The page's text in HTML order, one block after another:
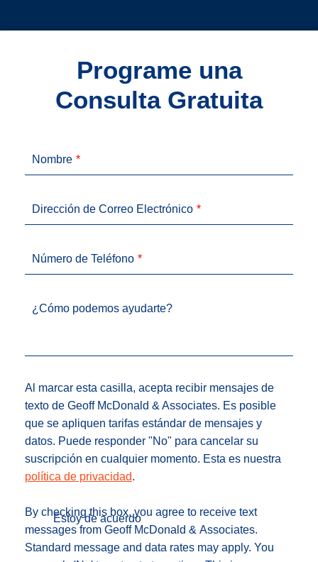
Programe una
Consulta Gratuita
Nombre
Dirección de Correo Electrónico
Número de Teléfono
¿Cómo podemos ayudarte?
Al marcar esta casilla, acepta recibir mensajes de
texto de Geoff McDonald & Associates. Es posible
que se apliquen tarifas estándar de mensajes y
datos. Puede responder "No" para cancelar su
suscripción en cualquier momento. Esta es nuestra
política de privacidad.
By checking this box, you agree to receive text
messages from Geoff McDonald & Associates.
Standard message and data rates may apply. You
Estoy de acuerdo